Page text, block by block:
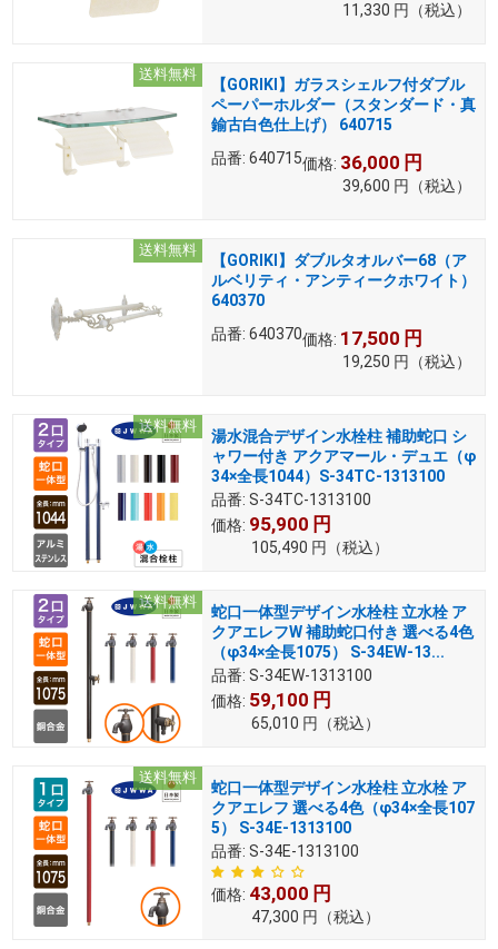
11,330 円 （税込）
送料無料
【GORIKI】ガラスシェルフ付ダブル
ペーパーホルダー（スタンダード・真
鍮古白色仕上げ） 640715
品番: 640715価格: 36,000 円
39,600 円 （税込）
送料無料
【GORIKI】ダブルタオルバー68（ア
ルベリティ・アンティークホワイト）
640370
品番: 640370価格: 17,500 円
19,250 円 （税込）
送料無料
湯水混合デザイン水栓柱 補助蛇口 シ
ャワー付き アクアマール・デュエ（φ
34×全長1044）S-34TC-1313100
品番: S-34TC-1313100
価格: 95,900 円
105,490 円 （税込）
送料無料
蛇口一体型デザイン水栓柱 立水栓 ア
クアエレフW 補助蛇口付き 選べる4色
（φ34×全長1075） S-34EW-13...
品番: S-34EW-1313100
価格: 59,100 円
65,010 円 （税込）
送料無料
蛇口一体型デザイン水栓柱 立水栓 ア
クアエレフ 選べる4色（φ34×全長107
5） S-34E-1313100
品番: S-34E-1313100
価格: 43,000 円
47,300 円 （税込）